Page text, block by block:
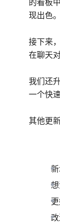
的看板
现出色。
接下来
在聊天
我们还
一个快
其他更